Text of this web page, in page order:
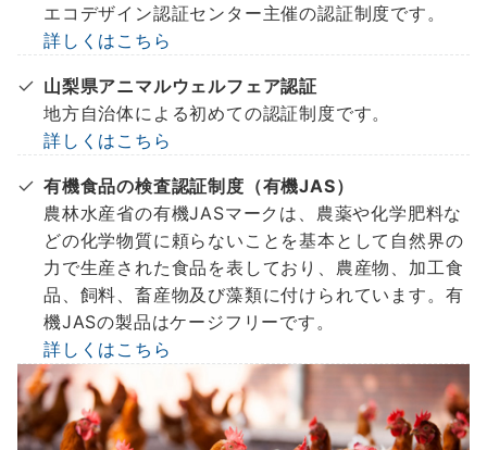
エコデザイン認証センター主催の認証制度です。
詳しくはこちら
山梨県アニマルウェルフェア認証
地方自治体による初めての認証制度です。
詳しくはこちら
有機食品の検査認証制度（有機JAS）
農林水産省の有機JASマークは、農薬や化学肥料な
どの化学物質に頼らないことを基本として自然界の
力で生産された食品を表しており、農産物、加工食
品、飼料、畜産物及び藻類に付けられています。有
機JASの製品はケージフリーです。
詳しくはこちら